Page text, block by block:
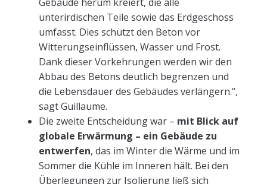
unterirdischen Teile sowie das Erdgeschoss
umfasst. Dies schützt den Beton vor
Witterungseinflüssen, Wasser und Frost.
Dank dieser Vorkehrungen werden wir den
Abbau des Betons deutlich begrenzen und
die Lebensdauer des Gebäudes verlängern.“,
sagt Guillaume.
Die zweite Entscheidung war – mit Blick auf
globale Erwärmung – ein Gebäude zu
entwerfen, das im Winter die Wärme und im
Sommer die Kühle im Inneren hält. Bei den
Überlegungen zur Isolierung ließ sich